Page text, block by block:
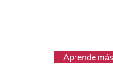
Aprende más